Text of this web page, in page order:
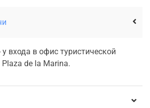
входа в офис туристической
de la Marina.